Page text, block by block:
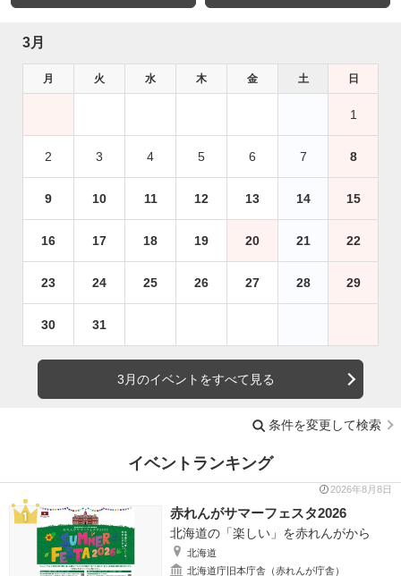
3月
月 火 水 木 金 土 日
1
2 3 4 5 6 7 8
9 10 11 12 13 14 15
16 17 18 19 20 21 22
23 24 25 26 27 28 29
30 31
3月のイベントをすべて見る
条件を変更して検索
イベントランキング
2026年8月8日
赤れんがサマーフェスタ2026
北海道の「楽しい」を赤れんがから
北海道
北海道庁旧本庁舎（赤れんが庁舎）